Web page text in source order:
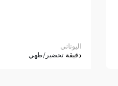
اليوناني
دقيقة تحضير/طهي